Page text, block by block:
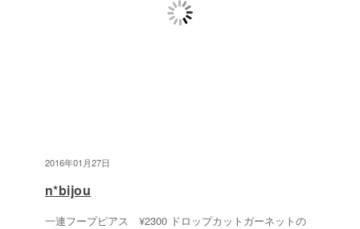
2016年01月27日
n*bijou
一連フープピアス ¥2300 ドロップカットガーネットの